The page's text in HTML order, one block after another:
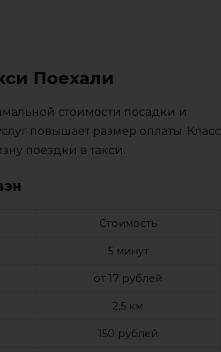
Поехали
стоимости посадки и
повышает размер оплаты. Класс
поездки в такси.
Стоимость
5 минут
от 17 рублей
2,5 км
150 рублей